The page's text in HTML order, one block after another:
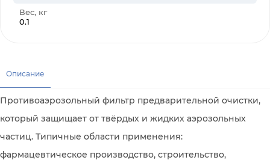
Вес, кг
0.1
Описание
Противоаэрозольный фильтр предварительной очистки,
который защищает от твёрдых и жидких аэрозольных
частиц. Типичные области применения:
фармацевтическое производство, строительство,